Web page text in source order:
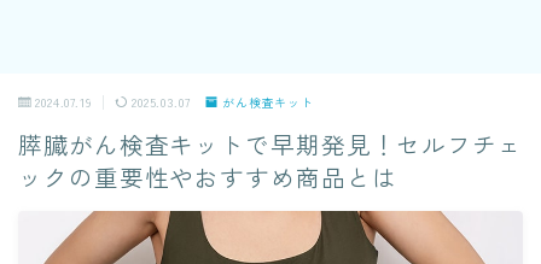
2024.07.19 2025.03.07 がん検査キット
膵臓がん検査キットで早期発見！セルフチェ
ックの重要性やおすすめ商品とは